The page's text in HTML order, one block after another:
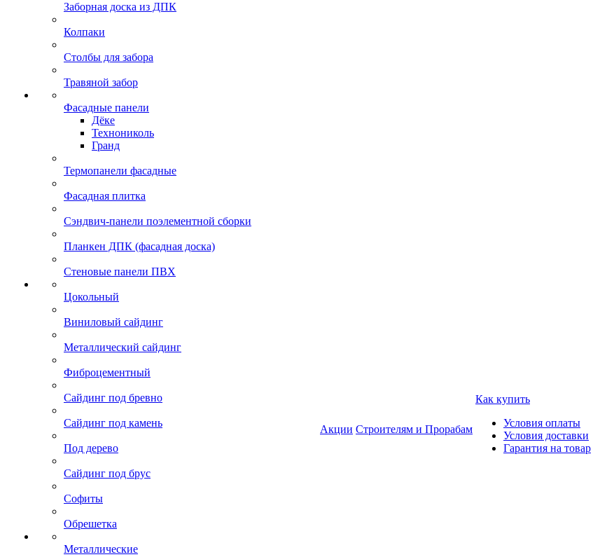
Заборная доска из ДПК
Колпаки
Столбы для забора
Травяной забор
Фасадные панели
Дёке
Технониколь
Гранд
Термопанели фасадные
Фасадная плитка
Сэндвич-панели поэлементной сборки
Планкен ДПК (фасадная доска)
Стеновые панели ПВХ
Цокольный
Виниловый сайдинг
Металлический сайдинг
Фиброцементный
Сайдинг под бревно
Сайдинг под камень
Под дерево
Сайдинг под брус
Софиты
Обрешетка
Металлические
Акции Строителям и Прорабам
Как купить
Условия оплаты
Условия доставки
Гарантия на товар